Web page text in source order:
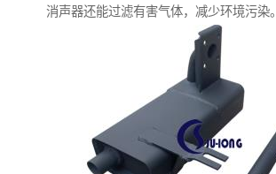
消声器还能过滤有害气体，减少环境污染。